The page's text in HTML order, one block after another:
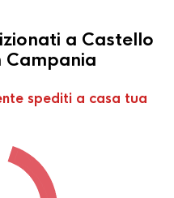
a Castello
Campania
spediti a casa tua